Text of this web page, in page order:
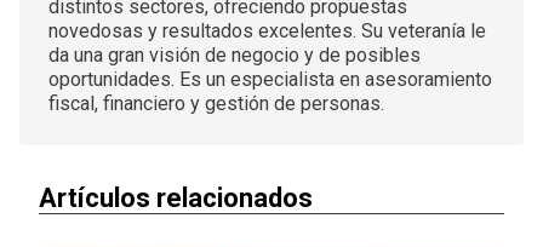
distintos sectores, ofreciendo propuestas
novedosas y resultados excelentes. Su veteranía le
da una gran visión de negocio y de posibles
oportunidades. Es un especialista en asesoramiento
fiscal, financiero y gestión de personas.
Artículos relacionados